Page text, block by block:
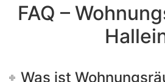
FAQ –
Was ist